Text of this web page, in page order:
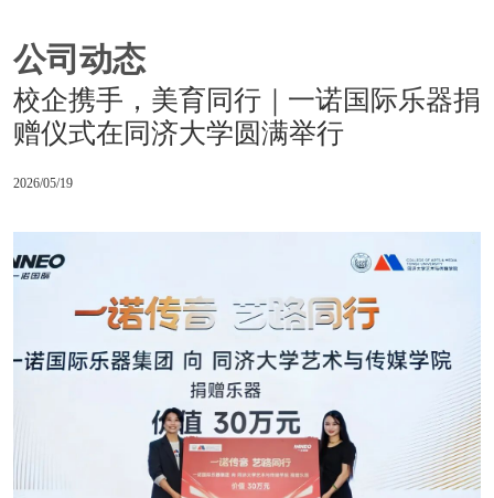
心
网
络
术
服
联
系
English
公司动态
校企携手，美育同行｜一诺国际乐器捐
赠仪式在同济大学圆满举行
2026/05/19